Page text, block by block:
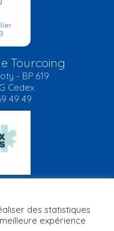
Tourcoing
- BP 619
Cedex
49 49
FAQ Contact
des statistiques
expérience